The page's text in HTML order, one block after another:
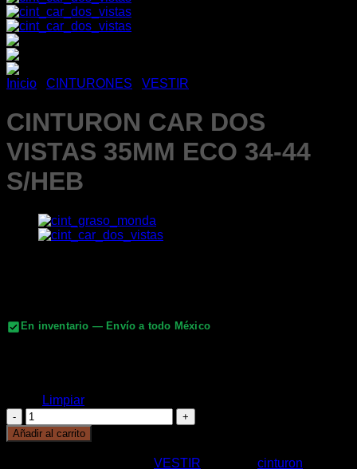
Inicio CINTURONES VESTIR
CINTURON CAR DOS
VISTAS 35MM ECO 34-44
S/HEB
En inventario — Envío a todo México
Limpiar
CINTURON
CAR
DOS
Añadir al carrito
VESTIR cinturon